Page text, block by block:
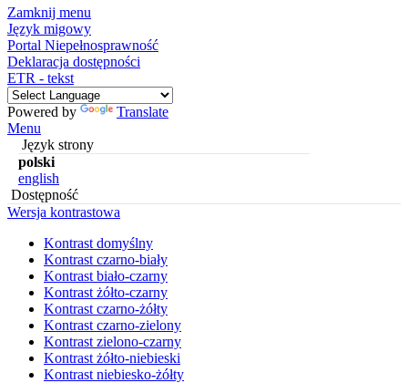
Zamknij menu
Język migowy
Portal Niepełnosprawność
Deklaracja dostępności
ETR - tekst
Powered by
Translate
Menu
Język strony
polski
english
Dostępność
Wersja kontrastowa
Kontrast domyślny
Kontrast czarno-biały
Kontrast biało-czarny
Kontrast żółto-czarny
Kontrast czarno-żółty
Kontrast czarno-zielony
Kontrast zielono-czarny
Kontrast żółto-niebieski
Kontrast niebiesko-żółty